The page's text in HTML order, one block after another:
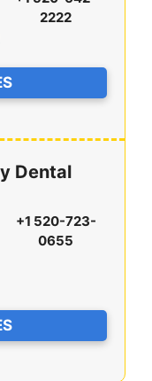
2222
Dental
+1 520-723-
0655